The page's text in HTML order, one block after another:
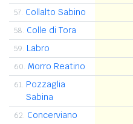
57. Collalto Sabino
58. Colle di Tora
59. Labro
60. Morro Reatino
61. Pozzaglia
Sabina
62. Concerviano